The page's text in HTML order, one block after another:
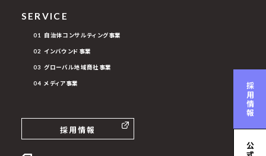
SERVICE
01 自治体コンサルティング事業
02 インバウンド事業
03 グローバル地域商社事業
04 メディア事業
採用情報
採用情報
公式